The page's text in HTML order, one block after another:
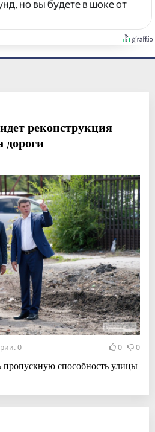
но вы будете в шоке от
реконструкция
дороги
0 0 0
способность улицы